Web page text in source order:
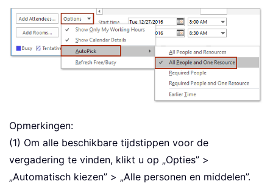
Opmerkingen:
(1) Om alle beschikbare tijdstippen voor de
vergadering te vinden, klikt u op „Opties” >
„Automatisch kiezen” > „Alle personen en middelen”.